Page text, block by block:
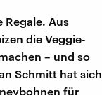
Aus
die Veggie-
– und so
Schmitt hat sich
für